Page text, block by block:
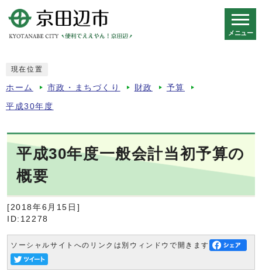
メニュー
現在位置
ホーム 市政・まちづくり 財政 予算
平成30年度
平成30年度一般会計当初予算の
概要
[2018年6月15日]
ID:12278
ソーシャルサイトへのリンクは別ウィンドウで開きます